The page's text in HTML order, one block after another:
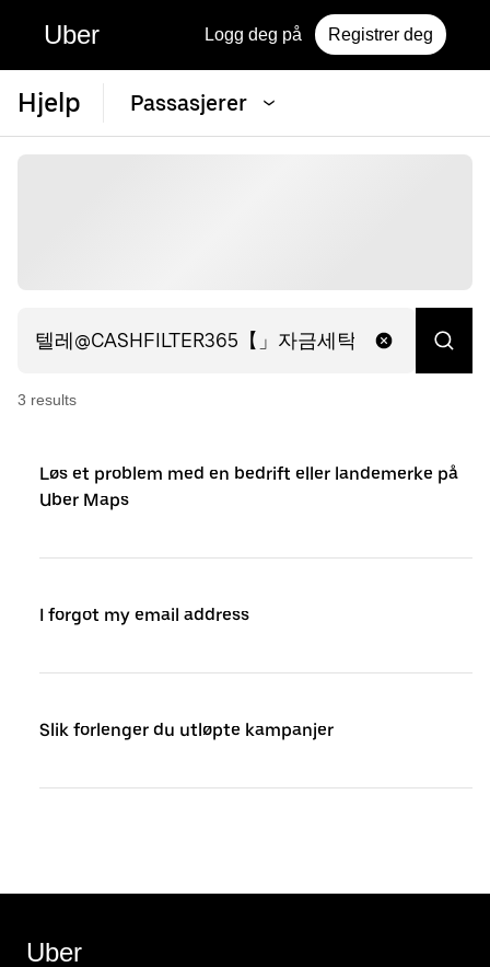
Uber Logg deg på Registrer deg
Hjelp Passasjerer
3 results
Løs et problem med en bedrift eller landemerke på
Uber Maps
I forgot my email address
Slik forlenger du utløpte kampanjer
Uber